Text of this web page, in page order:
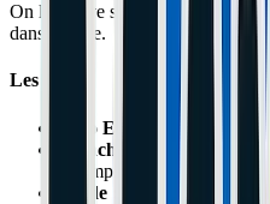
On le trouve sur Ninebot G30
dans la roue.
Les Plus
Zéro Entretien :
On peut
Étanche :
La pluie ou la
le temps pareil.
Solide :
Impossible à voiler